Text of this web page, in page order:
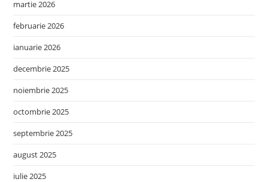
martie 2026
februarie 2026
ianuarie 2026
decembrie 2025
noiembrie 2025
octombrie 2025
septembrie 2025
august 2025
iulie 2025